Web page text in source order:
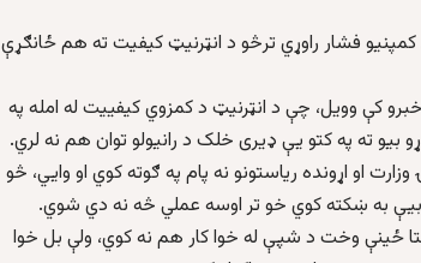
فشار راوړي ترڅو د انټرنیټ کیفیت ته هم ځانګړې
کې وویل، چې د انټرنیټ د کمزوي کیفییت له امله په
ته په کتو یې ډیری خلک د رانیولو توان هم نه لري.
او اړونده ریاستونو نه پام په ګوته کوي او وايي، څو
به ښکته کوي خو تر اوسه عملي څه نه دي شوي.
ځینې وخت د شپې له خوا کار هم نه کوي، ولې بل خوا